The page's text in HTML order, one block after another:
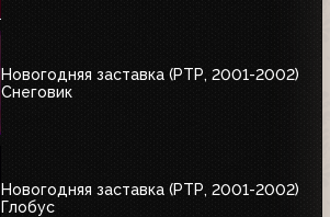
Новогодняя заставка (РТР, 2001-2002)
Снеговик
Новогодняя заставка (РТР, 2001-2002)
Глобус